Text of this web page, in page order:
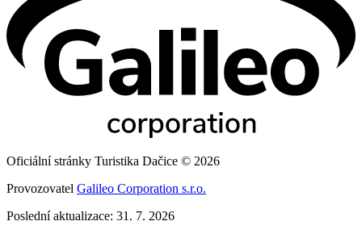
Oficiální stránky Turistika Dačice © 2026
Provozovatel Galileo Corporation s.r.o.
Poslední aktualizace: 31. 7. 2026